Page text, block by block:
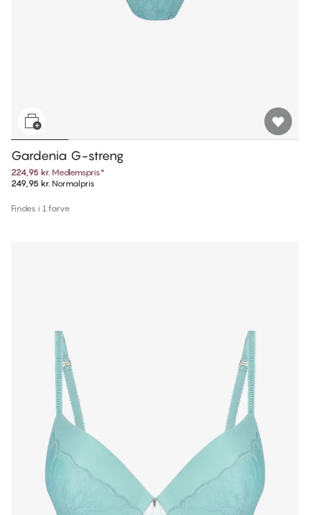
Gardenia G-streng
224,95 kr. Medlemspris*
249,95 kr. Normalpris
Findes i 1 farve